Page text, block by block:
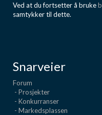
Ved at du fortsetter å bruke
samtykker til dette.
Snarveier
Forum
- Prosjekter
- Konkurranser
- Markedsplassen